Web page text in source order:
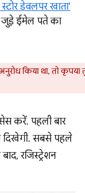
डेवलपर खाता'
जुड़े ईमेल पते का
किया था, तो कृपया
करें. पहली बार
दिखेगी. सबसे पहले
रजिस्ट्रेशन